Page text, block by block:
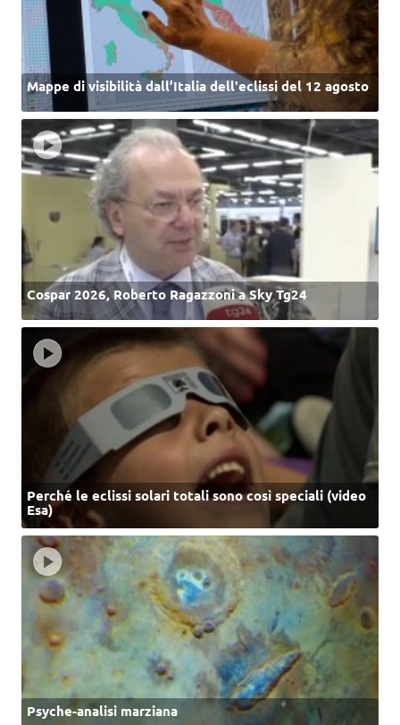
Mappe di visibilità dall’Italia dell'eclissi del 12 agosto
Cospar 2026, Roberto Ragazzoni a Sky Tg24
Perché le eclissi solari totali sono così speciali (video
Esa)
Psyche-analisi marziana